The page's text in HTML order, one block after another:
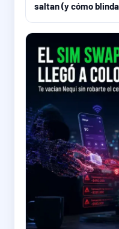
saltan (y cómo